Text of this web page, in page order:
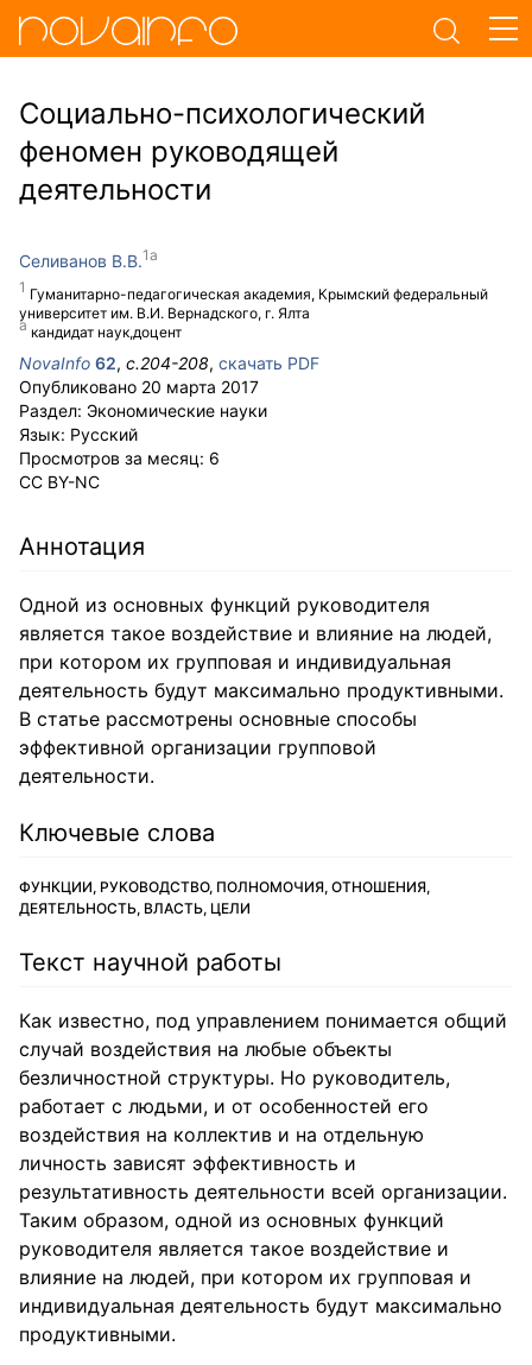
Социально-психологический
феномен руководящей
деятельности
Селиванов В.В.
Гуманитарно-педагогическая академия, Крымский федеральный
университет им. В.И. Вернадского, г. Ялта
кандидат наук,доцент
NovaInfo 62, с.204-208, скачать PDF
Опубликовано 20 марта 2017
Раздел: Экономические науки
Язык: Русский
Просмотров за месяц: 6
CC BY-NC
Аннотация
Одной из основных функций руководителя
является такое воздействие и влияние на людей,
при котором их групповая и индивидуальная
деятельность будут максимально продуктивными.
В статье рассмотрены основные способы
эффективной организации групповой
деятельности.
Ключевые слова
ФУНКЦИИ, РУКОВОДСТВО, ПОЛНОМОЧИЯ, ОТНОШЕНИЯ,
ДЕЯТЕЛЬНОСТЬ, ВЛАСТЬ, ЦЕЛИ
Текст научной работы
Как известно, под управлением понимается общий
случай воздействия на любые объекты
безличностной структуры. Но руководитель,
работает с людьми, и от особенностей его
воздействия на коллектив и на отдельную
личность зависят эффективность и
результативность деятельности всей организации.
Таким образом, одной из основных функций
руководителя является такое воздействие и
влияние на людей, при котором их групповая и
индивидуальная деятельность будут максимально
продуктивными.